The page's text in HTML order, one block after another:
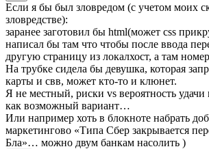
Если я бы был зловредом (с учетом моих
зловредстве):
заранее заготовил бы html(может css
написал бы там что чтобы после ввода
другую страницу из локалхост, а там
На трубке сидела бы девушка, которая
карты и свв, может кто-то и клюнет.
Я не местный, риски vs вероятность удачи
как возможный вариант…
Или например хоть в блокноте набрать
маркетингово «Типа Сбер закрывается
Бла»… можно двум банкам насолить )